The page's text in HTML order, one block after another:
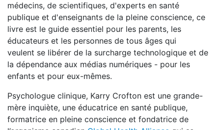
médecins, de scientifiques, d'experts en santé
publique et d'enseignants de la pleine conscience, ce
livre est le guide essentiel pour les parents, les
éducateurs et les personnes de tous âges qui
veulent se libérer de la surcharge technologique et de
la dépendance aux médias numériques - pour les
enfants et pour eux-mêmes.
Psychologue clinique, Karry Crofton est une grande-
mère inquiète, une éducatrice en santé publique,
formatrice en pleine conscience et fondatrice de